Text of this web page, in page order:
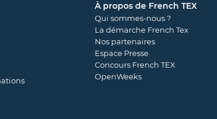
À propos de French TEX
Qui sommes-nous ?
La démarche French Tex
Nos partenaires
Espace Presse
Concours French TEX
OpenWeeks